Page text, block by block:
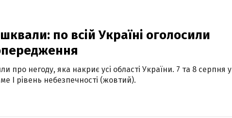
по всій Україні оголосили
про негоду, яка накриє усі області України. 7 та 8 серпня у
І рівень небезпечності (жовтий).